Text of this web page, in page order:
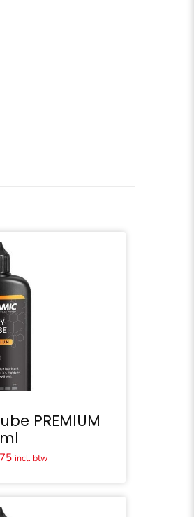
PREMIUM
Huidige
incl. btw